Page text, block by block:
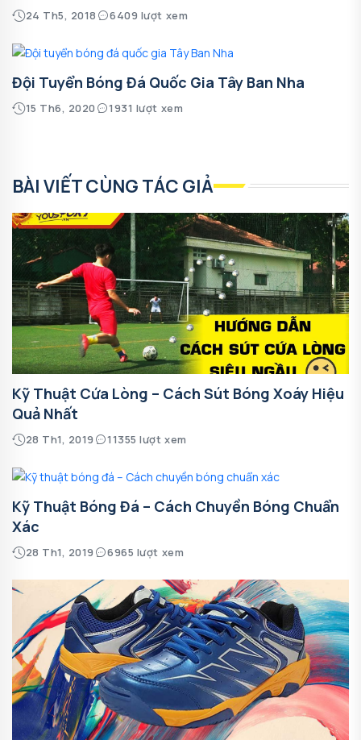
24 Th5, 2018 6409 lượt xem
Đội Tuyển Bóng Đá Quốc Gia Tây Ban Nha
15 Th6, 2020 1931 lượt xem
BÀI VIẾT CÙNG TÁC GIẢ
Kỹ Thuật Cứa Lòng – Cách Sút Bóng Xoáy Hiệu
Quả Nhất
28 Th1, 2019 11355 lượt xem
Kỹ Thuật Bóng Đá – Cách Chuyền Bóng Chuẩn
Xác
28 Th1, 2019 6965 lượt xem